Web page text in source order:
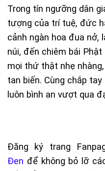
Trong tín ngưỡng dân
tượng của trí tuệ, đức
cảnh ngàn hoa đua nở,
núi, đến chiêm bái
mọi thứ thật nhẹ
tan biến. Cùng chắp
luôn bình an vượt qua
Đăng ký trang
Đen để không bỏ lỡ